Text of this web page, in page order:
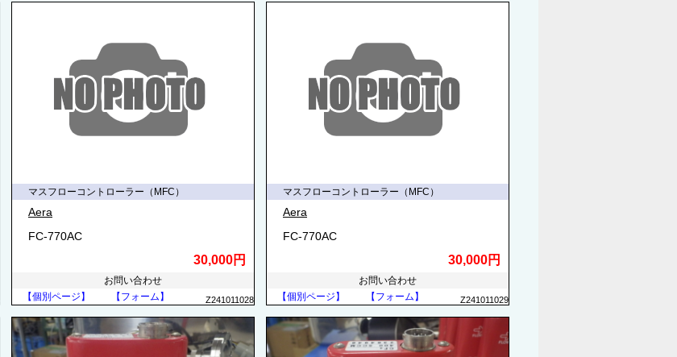
マスフローコントローラー（MFC）
Aera
FC-770AC
30,000円
お問い合わせ
【個別ページ】
【フォーム】 Z241011028
マスフローコントローラー（MFC）
Aera
FC-770AC
30,000円
お問い合わせ
【個別ページ】
【フォーム】 Z241011029